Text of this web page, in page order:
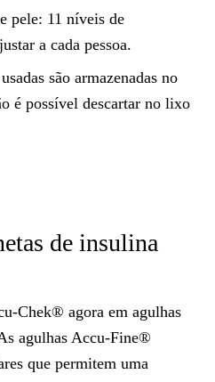
pele: 11 níveis de
a cada pessoa.
são armazenadas no
é possível descartar no lixo
de insulina
Chek® agora em agulhas
agulhas Accu-Fine®
que permitem uma